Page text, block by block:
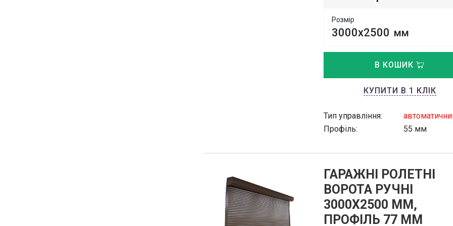
Розмір
3000х2500 мм
В КОШИК
КУПИТИ В 1 КЛІК
Тип управління:
Профіль:
55 мм
ГАРАЖНІ РОЛЕТНІ
ВОРОТА РУЧНІ
3000Х2500 ММ,
ПРОФІЛЬ 77 ММ